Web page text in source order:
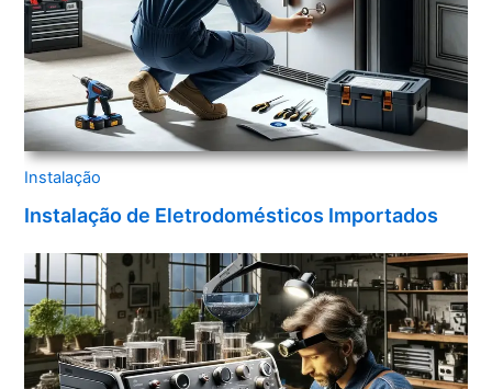
Instalação
Instalação de Eletrodomésticos Importados